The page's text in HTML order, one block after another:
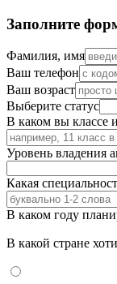
Заполните
Фамилия, имя
Ваш телефон
Ваш возраст
Выберите статус
В каком вы классе
Уровень владения
Какая
В каком году
В какой стране